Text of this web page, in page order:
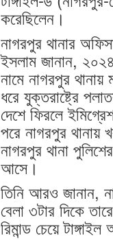
করেছিলেন।
নাগরপুর থানার
ইসলাম জানান,
নামে নাগরপুর থানায়
ধরে যুক্তরাষ্ট্রে
দেশে ফিরলে
পরে নাগরপুর থানায়
নাগরপুর থানা
আসে।
তিনি আরও জানান,
বেলা ৩টার দিকে
রিমান্ড চেয়ে